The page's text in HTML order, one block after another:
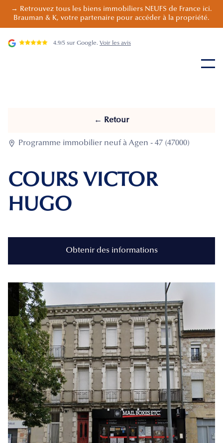
→ Retrouvez tous les biens immobiliers NEUFS de France ici.
Brauman & K, votre partenaire pour accéder à la propriété.
4.9/5 sur Google. Voir les avis
← Retour
 Programme immobilier neuf à Agen - 47 (47000)
COURS VICTOR
HUGO
Obtenir des informations